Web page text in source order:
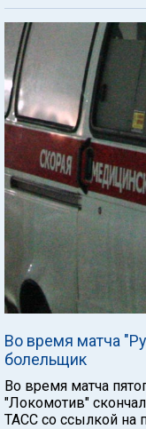
Во время матча
болельщик
Во время матча
"Локомотив"
ТАСС со ссылкой на